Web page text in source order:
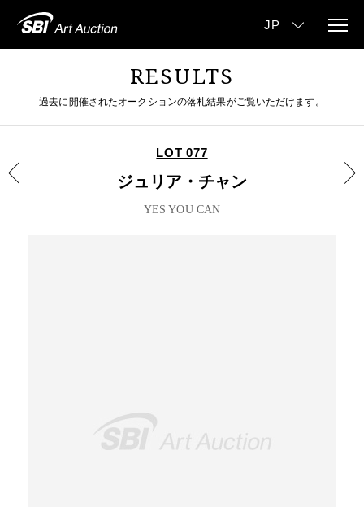
RESULTS
過去に開催されたオークションの落札結果がご覧いただけます。
LOT 077
ジュリア・チャン
YES YOU CAN